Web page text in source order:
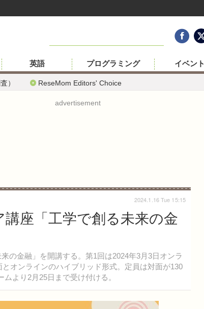
） ReseMom Editors' Choice
英語 プログラミング イベント
advertisement
座「工学で創る未来の金
の金融」を開講する。第1回は2024年3月3日オンラ
オンラインのハイブリッド形式。定員は対面が130
より2月25日まで受け付ける。
2024.1.16 Tue 15:15